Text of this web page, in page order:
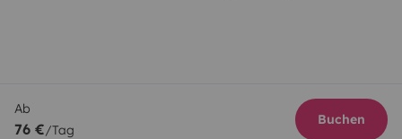
Ab
76 €/Tag
Buchen